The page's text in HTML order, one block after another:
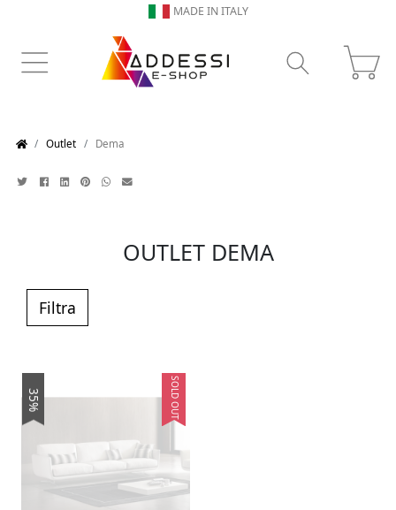
MADE IN ITALY
Outlet Dema
OUTLET DEMA
Filtra
SOLD OUT
35%